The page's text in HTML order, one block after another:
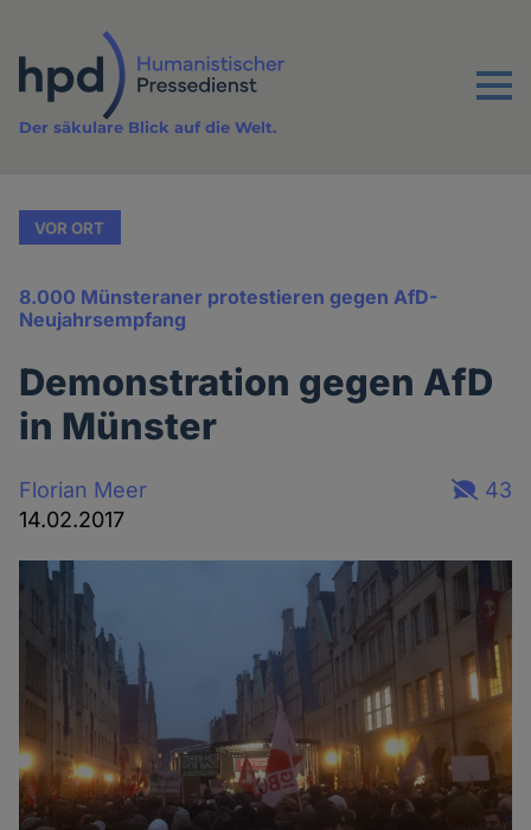
Inhalt
Menu
Der säkulare Blick auf die Welt.
VOR ORT
8.000 Münsteraner protestieren gegen AfD-
Neujahrsempfang
Demonstration gegen AfD
in Münster
Florian Meer
14.02.2017
43